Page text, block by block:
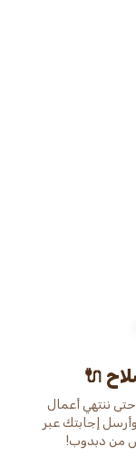
🔌
ننتهي أعمال
إجابتك عبر
من دبدوب!